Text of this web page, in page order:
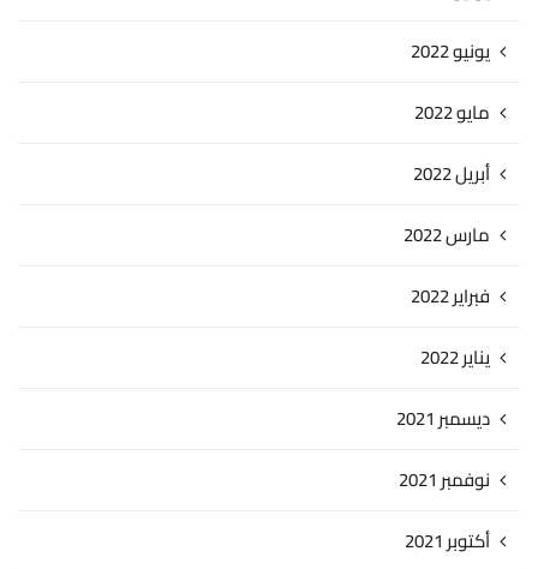
يونيو 2022
مايو 2022
أبريل 2022
مارس 2022
فبراير 2022
يناير 2022
ديسمبر 2021
نوفمبر 2021
أكتوبر 2021